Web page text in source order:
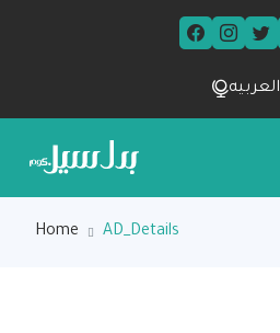
العربيه
Home AD_Details